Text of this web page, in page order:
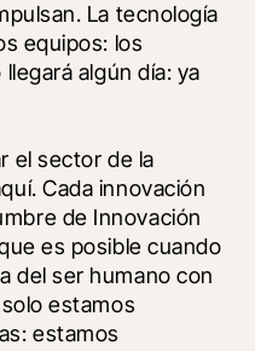
La tecnología
equipos: los
algún día: ya
el sector de la
Cada innovación
de Innovación
es posible cuando
del ser humano con
estamos
estamos